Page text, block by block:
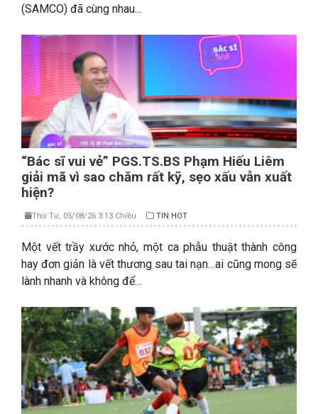
(SAMCO) đã cùng nhau…
“Bác sĩ vui vẻ” PGS.TS.BS Phạm Hiếu Liêm
giải mã vì sao chăm rất kỹ, sẹo xấu vẫn xuất
hiện?
Thứ Tư, 05/08/26 3:13 Chiều TIN HOT
Một vết trầy xước nhỏ, một ca phẫu thuật thành công
hay đơn giản là vết thương sau tai nạn…ai cũng mong sẽ
lành nhanh và không để…